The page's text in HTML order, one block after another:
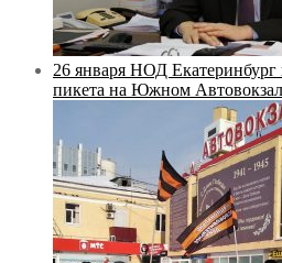
26 января НОД
пикета на Южном